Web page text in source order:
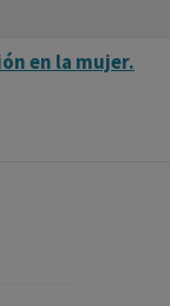
en la mujer.